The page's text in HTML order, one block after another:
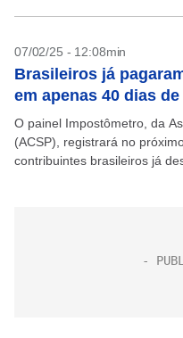
07/02/25 - 12:08min
Brasileiros já
em apenas 40 dias
O painel Impostômetro, da
(ACSP), registrará no
contribuintes brasileiros já